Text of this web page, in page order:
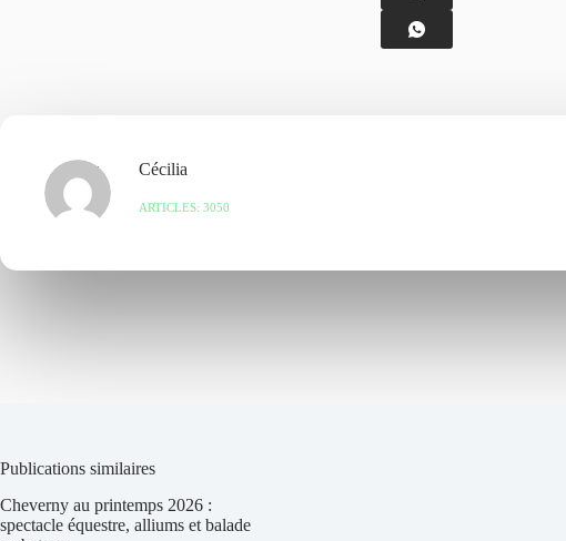
Cécilia
ARTICLES: 3050
Publications similaires
Cheverny au printemps 2026 :
spectacle équestre, alliums et balade